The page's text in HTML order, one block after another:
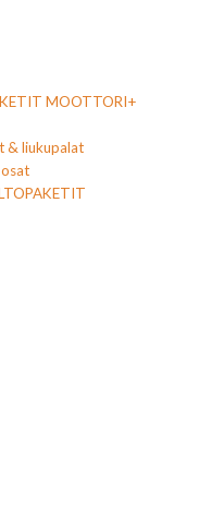
MOOTTORI+
& liukupalat